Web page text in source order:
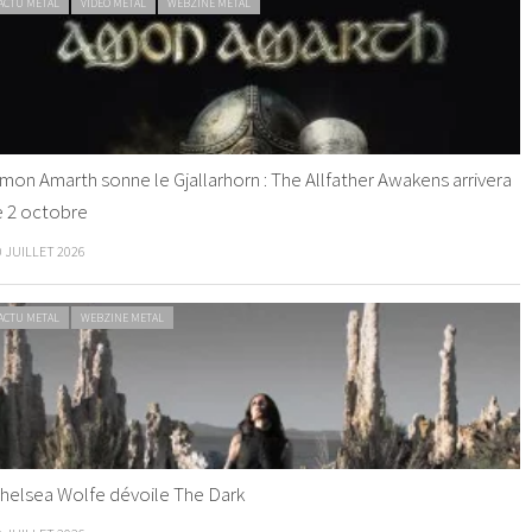
Amarth sonne le Gjallarhorn : The Allfather Awakens arrivera
2 octobre
JUILLET 2026
METAL WEBZINE METAL
Wolfe dévoile The Dark